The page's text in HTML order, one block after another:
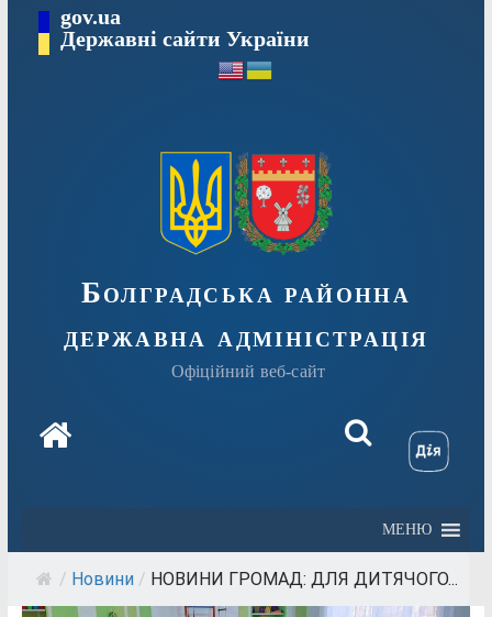
Перейтиgov.ua
Державні сайти України
Болградська районна
державна адміністрація
Офіційний веб-сайт
МЕНЮ
/ Новини / НОВИНИ ГРОМАД: ДЛЯ ДИТЯЧОГО...